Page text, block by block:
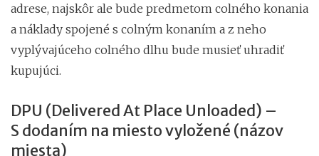
adrese, najskôr ale bude predmetom colného konania
a náklady spojené s colným konaním a z neho
vyplývajúceho colného dlhu bude musieť uhradiť
kupujúci.
DPU (Delivered At Place Unloaded) –
S dodaním na miesto vyložené (názov
miesta)